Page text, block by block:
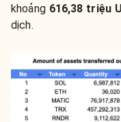
khoảng 616,38 triệu
dịch.